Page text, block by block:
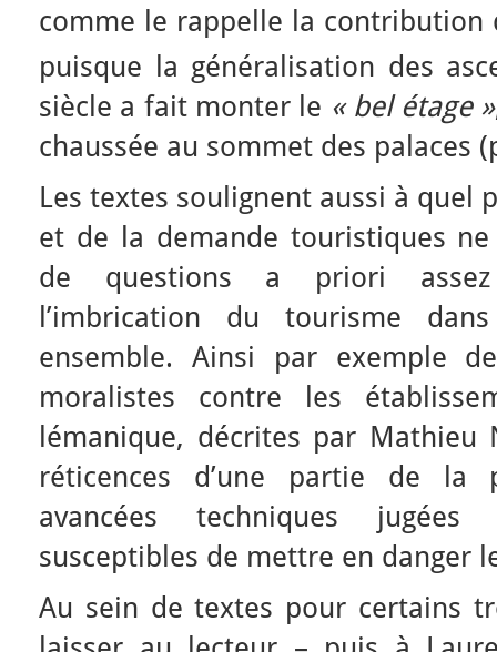
comme le rappelle la contribution
puisque la généralisation des
siècle a fait monter le « bel étage »
chaussée au sommet des palaces
Les textes soulignent aussi à quel
et de la demande touristiques
de questions a priori assez
l’imbrication du tourisme
ensemble. Ainsi par exemple
moralistes contre les
lémanique, décrites par Mathieu
réticences d’une partie de la
avancées techniques
susceptibles de mettre en danger
Au sein de textes pour certains